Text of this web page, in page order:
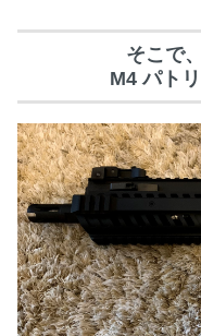
そこで
M4 パト